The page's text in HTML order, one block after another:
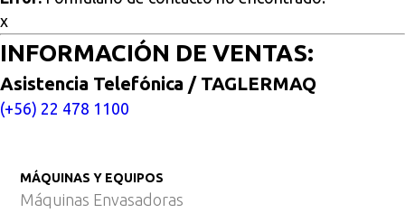
x
INFORMACIÓN DE VENTAS:
Asistencia Telefónica / TAGLERMAQ
(+56) 22 478 1100
MÁQUINAS Y EQUIPOS
Máquinas Envasadoras